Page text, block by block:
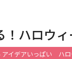
！ハロウ
アイデアいっぱい ハロ